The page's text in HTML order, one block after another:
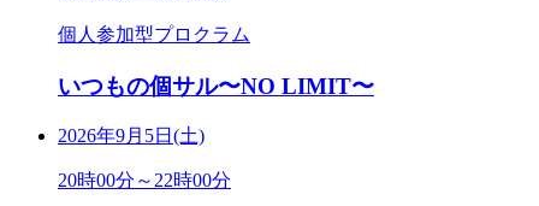
個人参加型プロクラム
いつもの個サル〜NO LIMIT〜
2026年9月5日(土)
20時00分～22時00分